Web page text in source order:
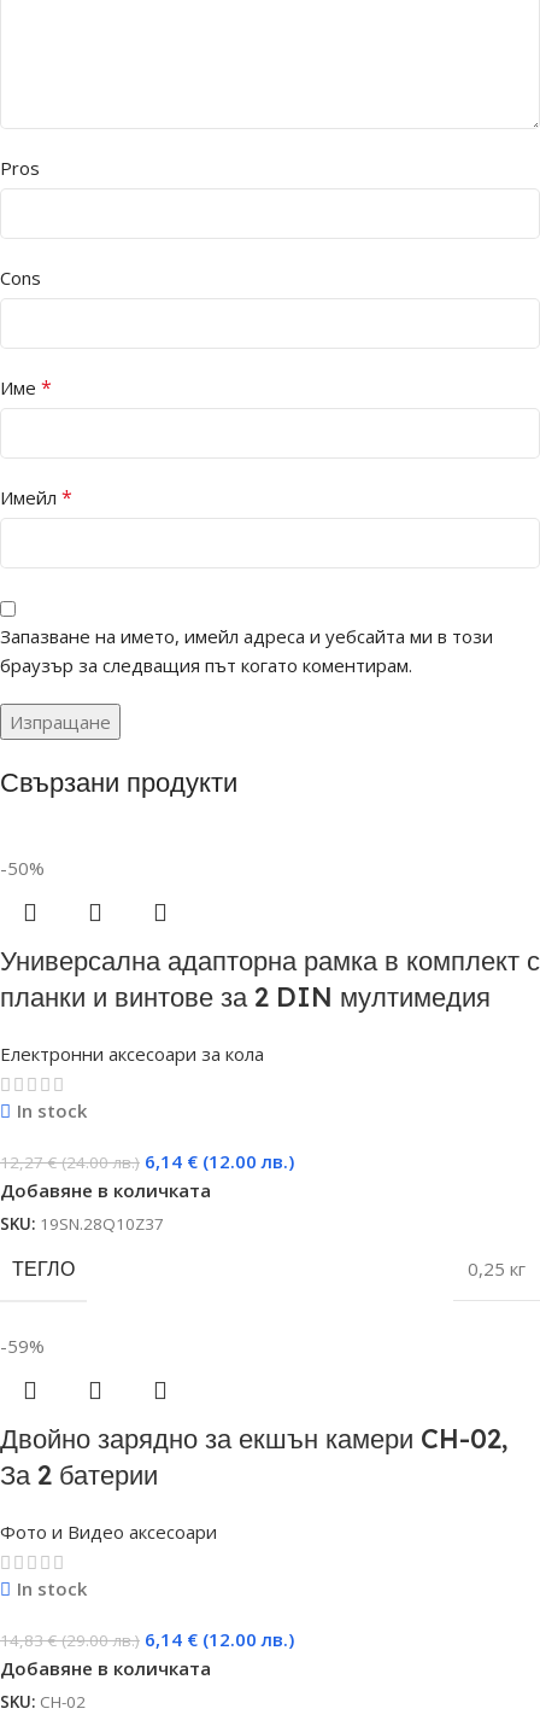
Pros
Cons
Име *
Имейл *
Запазване на името, имейл адреса и уебсайта ми в този
браузър за следващия път когато коментирам.
Свързани продукти
-50%
Универсална адапторна рамка в комплект с
планки и винтове за 2 DIN мултимедия
Електронни аксесоари за кола
In stock
12,27€ (24.00 лв.) 6,14 € (12.00 лв.)
Добавяне в количката
SKU: 19SN.28Q10Z37
ТЕГЛО 0,25 кг
-59%
Двойно зарядно за екшън камери CH-02,
За 2 батерии
Фото и Видео аксесоари
In stock
14,83€ (29.00 лв.) 6,14 € (12.00 лв.)
Добавяне в количката
SKU: CH-02